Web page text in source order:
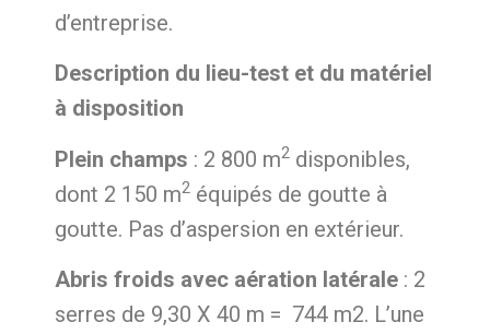
d’entreprise.
Description du lieu-test et du matériel
à disposition
Plein champs : 2 800 m2 disponibles,
dont 2 150 m2 équipés de goutte à
goutte. Pas d’aspersion en extérieur.
Abris froids avec aération latérale : 2
serres de 9,30 X 40 m = 744 m2. L’une